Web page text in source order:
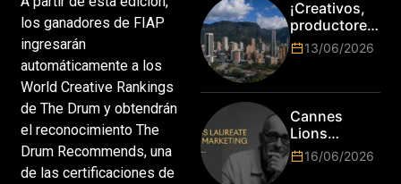
los ganadores de FIAP
ingresarán
automáticamente a los
World Creative Rankings
de The Drum y obtendrán
el reconocimiento The
Drum Recommends, una
de las certificaciones de
¡Creativos,
productores
y cracks de
la tecnología
es hora de
subir de
nivel! Las
marcas más
top del
13/06/2026
Cannes
Lions
anuncia a
Jim Stengel
16/06/2026